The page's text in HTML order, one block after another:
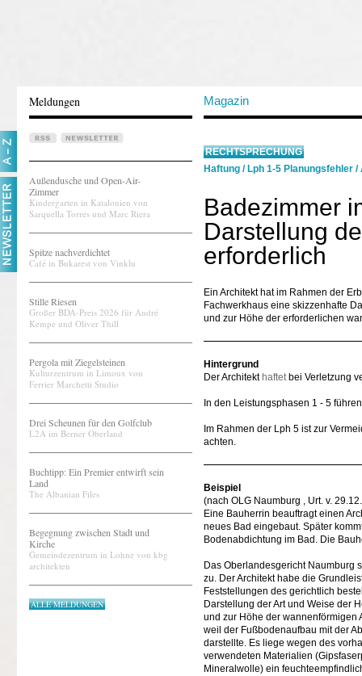
Meldungen Magazin
Außendusche und Open-Air-
Zimmer
Kindergarten in Katalonien von
Sarquella Torres und Marc Riera
Spitze nachverdichtet
Café in Bukarest von Vinklu
Stille Riesen
Großer BDA-Preis 2026 für André
Kempe und Oliver Thill
Pergola mit Ziegelsteinen
Kulturzentrum in Limoux von
Ferrier Marchetti Studio
Drei Scheunen für den Golfclub
L2A im Berner Oberland
Buchtipp: Ein Premier entwirft sein
Land
The Albanian Files
Begegnung zwischen Stadt und
Kirche
Gemeindezentrum in Lohne von kbg
architekten
ALLE MELDUNGEN
RECHTSPRECHUNG
Haftung / Lph 1-5 Planungsfehler /
Badezimmer
Darstellung
erforderlich
Ein Architekt hat im Rahmen der
Fachwerkhaus eine skizzenhafte
und zur Höhe der erforderlichen
Hintergrund
Der Architekt haftetbei Verletzung
In den Leistungsphasen 1 - 5
Im Rahmen der Lph 5 ist zur
achten.
Beispiel
(nach OLG Naumburg , Urt. v.
Eine Bauherrin beauftragt einen
neues Bad eingebaut. Später
Bodenabdichtung im Bad. Die
Das Oberlandesgericht Naumburg
zu. Der Architekt habe die
Feststellungen des gerichtlich
Darstellung der Art und Weise der
und zur Höhe der wannenförmigen
weil der Fußbodenaufbau mit der
darstellte. Es liege wegen des
verwendeten Materialien
Mineralwolle) ein